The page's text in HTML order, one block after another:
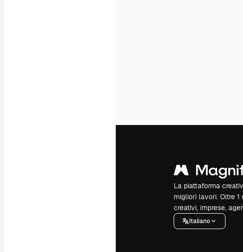
La piattaforma
migliori lavori. Oltre
creativi, imprese,
Italiano